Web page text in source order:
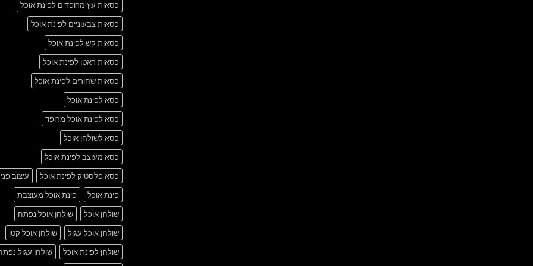
כסאות עץ מרופדים לפינת אוכל
כסאות צבעוניים לפינת אוכל
כסאות קש לפינת אוכל
כסאות ראטן לפינת אוכל
כסאות שחורים לפינת אוכל
כסא לפינת אוכל
כסא לפינת אוכל מרופד
כסא לשולחן אוכל
כסא מעוצב לפינת אוכל
כסא פלסטיק לפינת אוכל
עיצוב
פינת אוכל
פינת אוכל מעוצבת
שולחן אוכל
שולחן אוכל נפתח
שולחן אוכל עגול
שולחן אוכל קטן
שולחן לפינת אוכל
שולחן עגול